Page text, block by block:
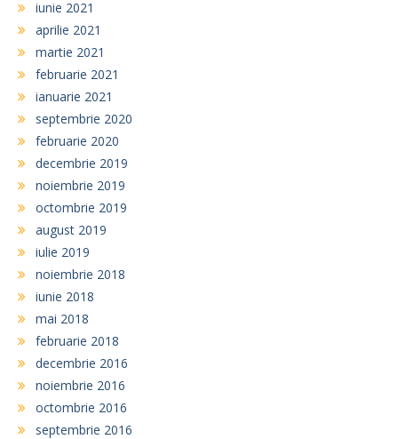
iunie 2021
aprilie 2021
martie 2021
februarie 2021
ianuarie 2021
septembrie 2020
februarie 2020
decembrie 2019
noiembrie 2019
octombrie 2019
august 2019
iulie 2019
noiembrie 2018
iunie 2018
mai 2018
februarie 2018
decembrie 2016
noiembrie 2016
octombrie 2016
septembrie 2016